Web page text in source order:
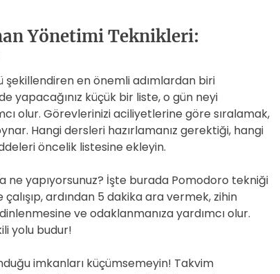
Yönetimi Teknikleri:
şekillendiren en önemli adımlardan biri
yapacağınız küçük bir liste, o gün neyi
olur. Görevlerinizi aciliyetlerine göre sıralamak,
Hangi dersleri hazırlamanız gerektiği, hangi
öncelik listesine ekleyin.
ne yapıyorsunuz? İşte burada Pomodoro tekniği
ardından 5 dakika ara vermek, zihin
ve odaklanmanıza yardımcı olur.
yolu budur!
imkanları küçümsemeyin! Takvim